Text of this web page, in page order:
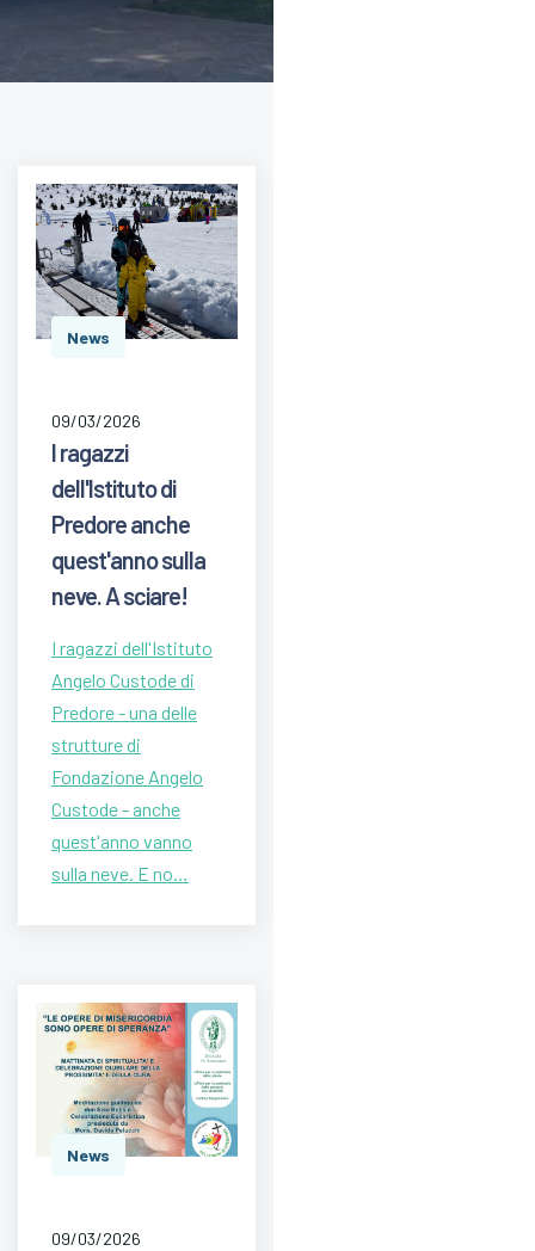
News
09/03/2026
I ragazzi
dell'Istituto di
Predore anche
quest'anno sulla
neve. A sciare!
I ragazzi dell'Istituto
Angelo Custode di
Predore - una delle
strutture di
Fondazione Angelo
Custode - anche
quest'anno vanno
sulla neve. E no…
News
09/03/2026